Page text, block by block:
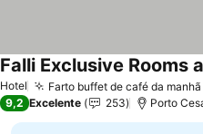
Hotel Farto buffet de café da
Falli Exclusive Rooms
9,2 Excelente 253 Porto